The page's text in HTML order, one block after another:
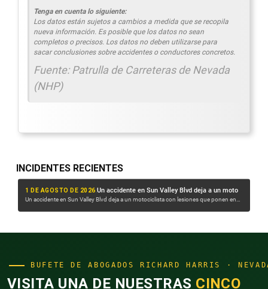
Tenga en cuenta lo siguiente:
Los datos están sujetos a cambios a medida que se recopila
nueva información. Es posible que los datos no sean
completos o precisos. Los datos no deben utilizarse para
sacar conclusiones sobre accidentes o conductores concretos.
Fuente: Patrulla de Carreteras de Nevada
(NHP)
INCIDENTES RECIENTES
30 DE JULIO DE 2026:
Una barredora de calles del NDOT fue arrollada por un camión articulado en la I-80, cerca de Sparks, durante la noche
Una barredora de calles del NDOT fue arrollada por un camión articulado en la I-80,
BUFETE DE ABOGADOS RICHARD HARRIS ·
VISITA UNA DE NUESTRAS CINCO